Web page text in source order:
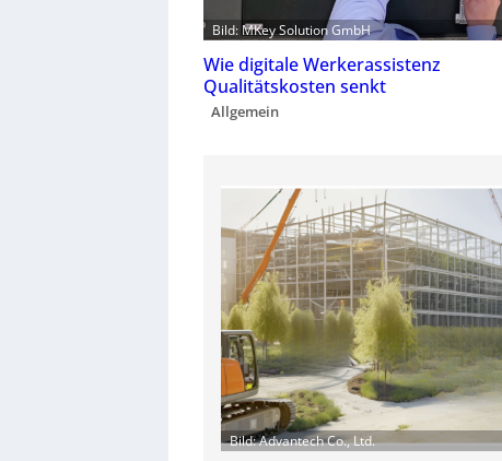
Bild: MKey Solution GmbH
Wie digitale Werkerassistenz
Qualitätskosten senkt
Allgemein
Bild: Advantech Co., Ltd.